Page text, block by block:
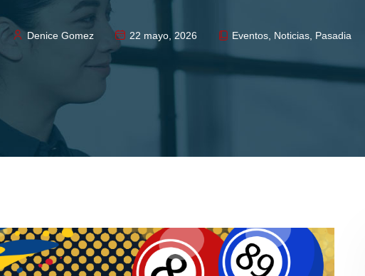
Denice Gomez 22 mayo, 2026 Eventos Noticias Pasadia